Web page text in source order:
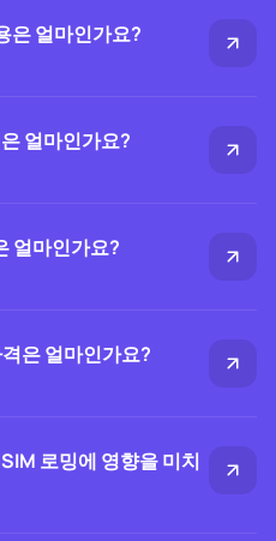
은 얼마인가요?
얼마인가요?
얼마인가요?
은 얼마인가요?
로밍에 영향을 미치